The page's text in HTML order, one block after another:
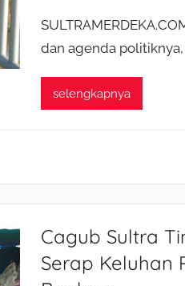
dan agenda
selengkapnya
Cagub Sultra
Serap Keluhan